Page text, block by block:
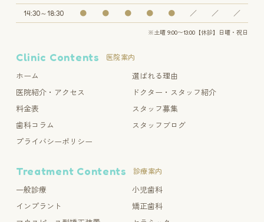
14:30～18:30 ● ● ● ● ● ／ ／ ／
※土曜 9:00〜13:00【休診】日曜・祝日
Clinic Contents 医院案内
ホーム
選ばれる理由
医院紹介・アクセス
ドクター・スタッフ紹介
料金表
スタッフ募集
歯科コラム
スタッフブログ
プライバシーポリシー
Treatment Contents 診療案内
一般診療
小児歯科
インプラント
矯正歯科